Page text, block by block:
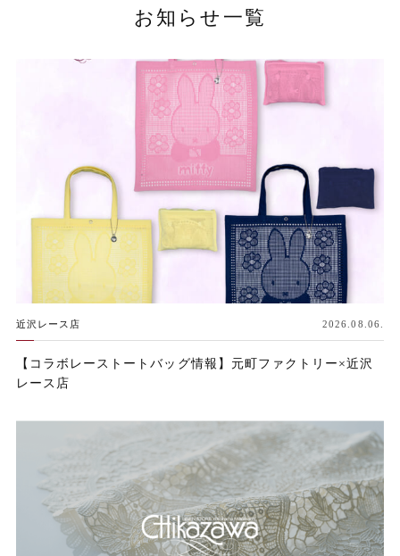
お知らせ一覧
近沢レース店 2026.08.06.
【コラボレーストートバッグ情報】元町ファクトリー×近沢
レース店